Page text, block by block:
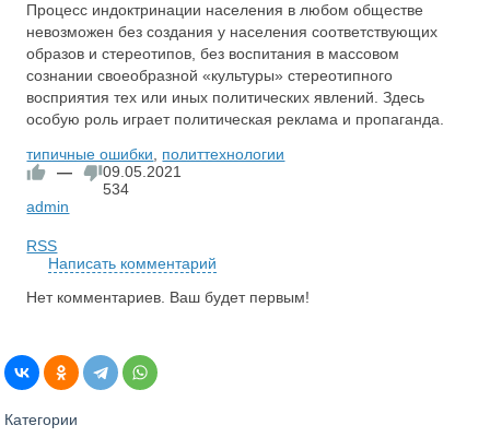
Процесс индоктринации населения в любом обществе
невозможен без создания у населения соответствующих
образов и стереотипов, без воспитания в массовом
сознании своеобразной «культуры» стереотипного
восприятия тех или иных политических явлений. Здесь
особую роль играет политическая реклама и пропаганда.
типичные ошибки
политтехнологии
—
09.05.2021
534
admin
RSS
Написать комментарий
Нет комментариев. Ваш будет первым!
Категории